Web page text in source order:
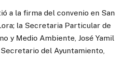
a la firma del convenio en San
la Secretaria Particular de
y Medio Ambiente, José Yamil
del Ayuntamiento,